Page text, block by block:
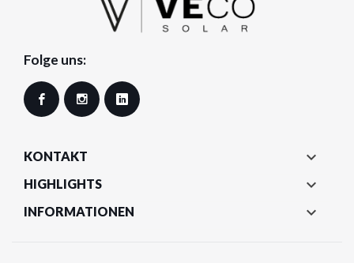
Folge uns:
Facebook Instagram
KONTAKT 
HIGHLIGHTS 
INFORMATIONEN 